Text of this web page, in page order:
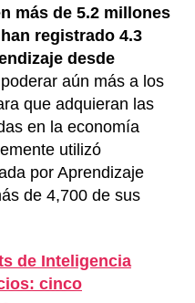
más de 5.2 millones
registrado 4.3
desde
aún más a los
que adquieran las
en la economía
utilizó
por Aprendizaje
de 4,700 de sus
de Inteligencia
cinco